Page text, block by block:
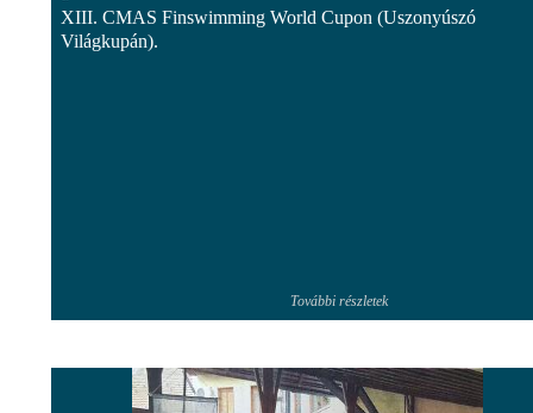
XIII. CMAS Finswimming World Cupon (Uszonyúszó
Világkupán).
További részletek